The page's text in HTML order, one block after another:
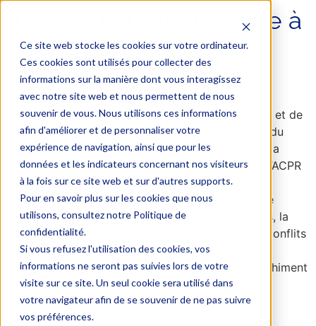
Ce site web stocke les cookies sur votre ordinateur.
Ces cookies sont utilisés pour collecter des
informations sur la manière dont vous interagissez
avec notre site web et nous permettent de nous
souvenir de vous. Nous utilisons ces informations
afin d'améliorer et de personnaliser votre
expérience de navigation, ainsi que pour les
données et les indicateurs concernant nos visiteurs
à la fois sur ce site web et sur d'autres supports.
Pour en savoir plus sur les cookies que nous
utilisons, consultez notre Politique de
confidentialité.
Si vous refusez l'utilisation des cookies, vos
informations ne seront pas suivies lors de votre
visite sur ce site. Un seul cookie sera utilisé dans
votre navigateur afin de se souvenir de ne pas suivre
vos préférences.
Un régulateur qui veille à
la protection du
consommateur
Notre régulateur, l’Autorité de Contrôle Prudentiel et de
Résolution (ACPR), met l’accent sur la protection du
consommateur. Depuis l’entrée en application de la
directive sur la distribution d’assurance en 2018, l’ACPR
veille à la conformité des règles de distribution
d’assurance. A ce titre, elle a récemment émis une
recommandation sur la gouvernance des produits, la
rémunération des distributeurs et la gestion des conflits
d’intérêts.
En matière de prévention des fraudes et du blanchiment
de capitaux et financement du terrorisme, la
connaissance des clients est soulignée comme
essentielle. L’ACPR analyse les risques sectoriels,